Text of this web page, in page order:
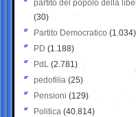
partito del popolo della
(30)
Partito Democratico (1.034)
PD (1.188)
PdL (2.781)
pedofilia (25)
Pensioni (129)
Politica (40.814)